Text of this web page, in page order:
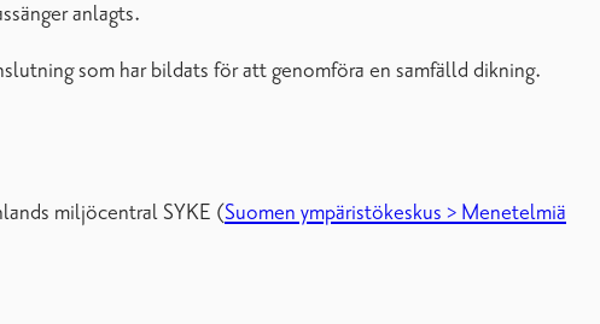
anlagts.
som har bildats för att genomföra en samfälld dikning.
miljöcentral SYKE (Suomen ympäristökeskus > Menetelmiä